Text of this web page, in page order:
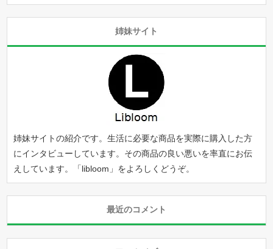
姉妹サイト
姉妹サイトの紹介です。生活に必要な商品を実際に購入した方
にインタビューしています。その商品の良い悪いを率直にお伝
えしています。「libloom 」をよろしくどうぞ。
最近のコメント